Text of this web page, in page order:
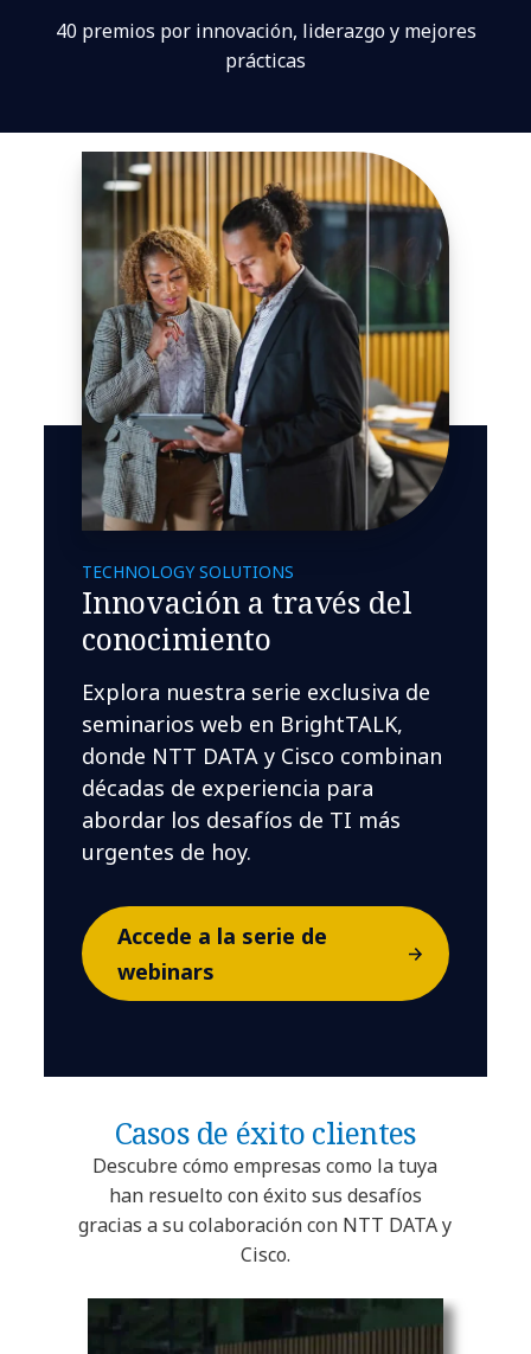
40 premios por innovación, liderazgo y mejores
prácticas
TECHNOLOGY SOLUTIONS
Innovación a través del
conocimiento
Explora nuestra serie exclusiva de
seminarios web en BrightTALK,
donde NTT DATA y Cisco combinan
décadas de experiencia para
abordar los desafíos de TI más
urgentes de hoy.
Accede a la serie de
webinars
Casos de éxito clientes
Descubre cómo empresas como la tuya
han resuelto con éxito sus desafíos
gracias a su colaboración con NTT DATA y
Cisco.